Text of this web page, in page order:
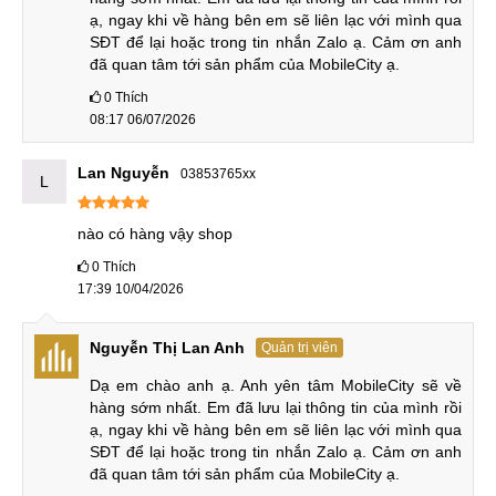
Note 12T Pro được sản xuất theo tiến trình sản xuất 4nm
của TSMC, đem lại hiệu năng vượt trội hơn so với
Dimensity 8100 (5nm) trên phiên bản tiền nhiệm.
Chip có 8 nhân xử lý với tốc độ cao nhất 3.1GHz và chip đồ
cùng đồ họa 3D nặng với tốc độ nhanh chóng, mượt mà.
Với điểm số AnTuTu hơn 896 nghìn điểm, chip Dimensity
8200 Ultra có sức mạnh mạnh vượt trội và là một trong
những mẫu điện thoại đầu tiên trên thế giới được trang bị bộ
xử lý này.
Camera 64MP
Camera chính của Note 12T Pro có độ phân giải lên đến
64MP, cho khả năng chụp ảnh chất lượng cao. Cảm biến
này được trang bị lens góc rộng (wide) và kích thước cảm
biến 1/1.72" giúp bắt được nhiều ánh sáng hơn, giảm noise
ạ, ngay khi về hàng bên em sẽ liên lạc với mình qua
SĐT để lại hoặc trong tin nhắn Zalo ạ. Cảm ơn anh
đã quan tâm tới sản phẩm của MobileCity ạ.
0 Thích
08:17 06/07/2026
L Lan Nguyễn 03853765xx
nào có hàng vậy shop
0 Thích
17:39 10/04/2026
Nguyễn Thị Lan Anh Quản trị viên
Dạ em chào anh ạ. Anh yên tâm MobileCity sẽ về
hàng sớm nhất. Em đã lưu lại thông tin của mình rồi
ạ, ngay khi về hàng bên em sẽ liên lạc với mình qua
SĐT để lại hoặc trong tin nhắn Zalo ạ. Cảm ơn anh
đã quan tâm tới sản phẩm của MobileCity ạ.